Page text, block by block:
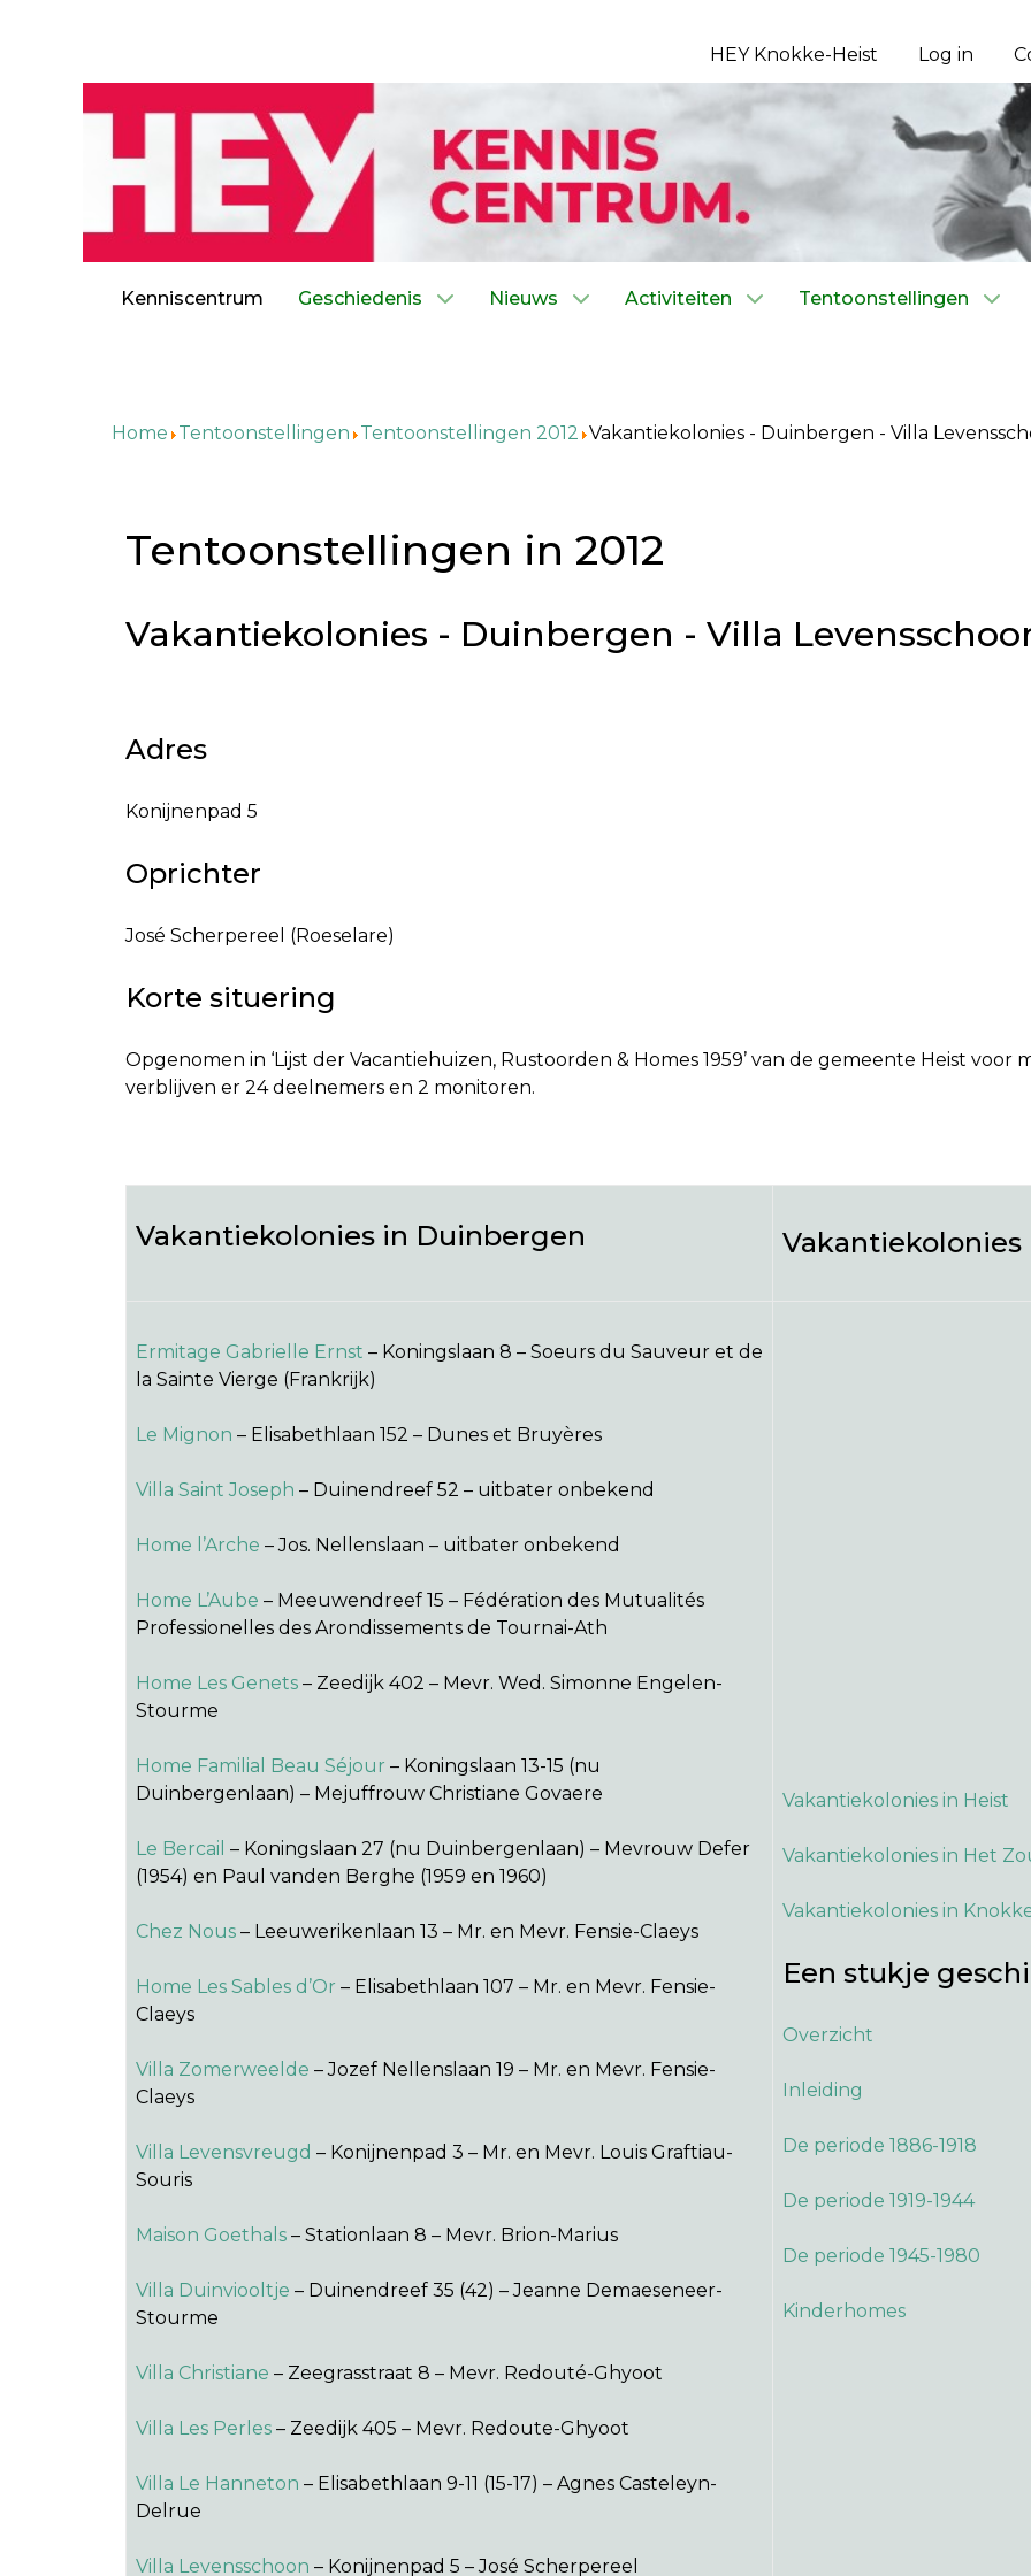
HEY Knokke-Heist Log in
Kenniscentrum Geschiedenis Nieuws Activiteiten Tentoonstellingen
Home Tentoonstellingen Tentoonstellingen 2012 Vakantiekolonies - Duinbergen - Villa
Tentoonstellingen in 2012
Vakantiekolonies - Duinbergen - Villa
Adres
Konijnenpad 5
Oprichter
José Scherpereel (Roeselare)
Korte situering
Opgenomen in ‘Lijst der Vacantiehuizen, Rustoorden & Homes 1959’ van de gemeente Heist voor
verblijven er 24 deelnemers en 2 monitoren.
Vakantiekolonies in Duinbergen
Ermitage Gabrielle Ernst – Koningslaan 8 – Soeurs du Sauveur et de
la Sainte Vierge (Frankrijk)
Le Mignon – Elisabethlaan 152 – Dunes et Bruyères
Villa Saint Joseph – Duinendreef 52 – uitbater onbekend
Home l’Arche – Jos. Nellenslaan – uitbater onbekend
Home L’Aube – Meeuwendreef 15 – Fédération des Mutualités
Professionelles des Arondissements de Tournai-Ath
Home Les Genets – Zeedijk 402 – Mevr. Wed. Simonne Engelen-
Stourme
Home Familial Beau Séjour – Koningslaan 13-15 (nu
Duinbergenlaan) – Mejuffrouw Christiane Govaere
Le Bercail – Koningslaan 27 (nu Duinbergenlaan) – Mevrouw Defer
(1954) en Paul vanden Berghe (1959 en 1960)
Chez Nous – Leeuwerikenlaan 13 – Mr. en Mevr. Fensie-Claeys
Home Les Sables d’Or – Elisabethlaan 107 – Mr. en Mevr. Fensie-
Claeys
Villa Zomerweelde – Jozef Nellenslaan 19 – Mr. en Mevr. Fensie-
Claeys
Villa Levensvreugd – Konijnenpad 3 – Mr. en Mevr. Louis Graftiau-
Souris
Maison Goethals – Stationlaan 8 – Mevr. Brion-Marius
Villa Duinviooltje – Duinendreef 35 (42) – Jeanne Demaeseneer-
Stourme
Villa Christiane – Zeegrasstraat 8 – Mevr. Redouté-Ghyoot
Villa Les Perles – Zeedijk 405 – Mevr. Redoute-Ghyoot
Villa Le Hanneton – Elisabethlaan 9-11 (15-17) – Agnes Casteleyn-
Delrue
Villa Levensschoon – Konijnenpad 5 – José Scherpereel
Vakantiekolonies in Heist
Vakantiekolonies in Het
Vakantiekolonies in
Een stukje
Overzicht
Inleiding
De periode 1886-1918
De periode 1919-1944
De periode 1945-1980
Kinderhomes